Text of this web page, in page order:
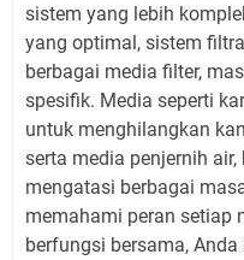
sistem yang lebih
yang optimal, sistem
berbagai media filter,
spesifik. Media seperti
untuk menghilangkan
serta media penjernih
mengatasi berbagai
memahami peran setiap
berfungsi bersama,